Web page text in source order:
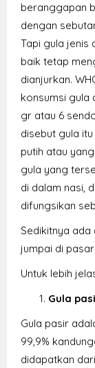
beranggapan
dengan
Tapi gula jenis
baik tetap
dianjurkan.
konsumsi gula
gr atau 6
disebut gula
putih atau
gula yang
di dalam nasi,
difungsikan
Sedikitnya ada
jumpai di
Untuk lebih
Gula
Gula pasir
99,9%
didapatkan